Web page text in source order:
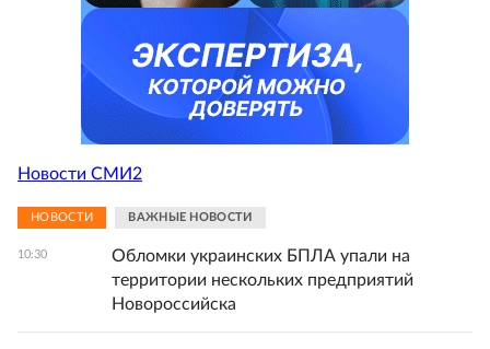
Новости СМИ2
НОВОСТИ ВАЖНЫЕ НОВОСТИ
10:30
Обломки украинских БПЛА упали на
территории нескольких предприятий
Новороссийска